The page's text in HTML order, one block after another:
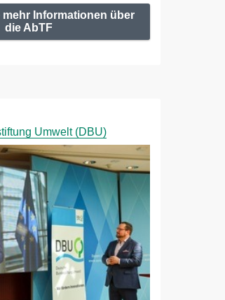
mehr Informationen über
die AbTF
Umwelt (DBU)